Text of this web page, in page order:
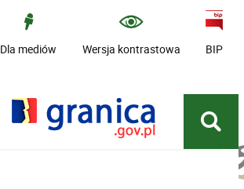
Dla mediów Wersja kontrastowa BIP